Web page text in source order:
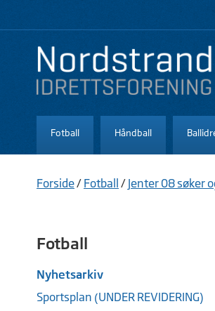
Fotball Håndball
Forside/ Fotball / Jenter 08 søker
Fotball
Nyhetsarkiv
Sportsplan (UNDER REVIDERING)